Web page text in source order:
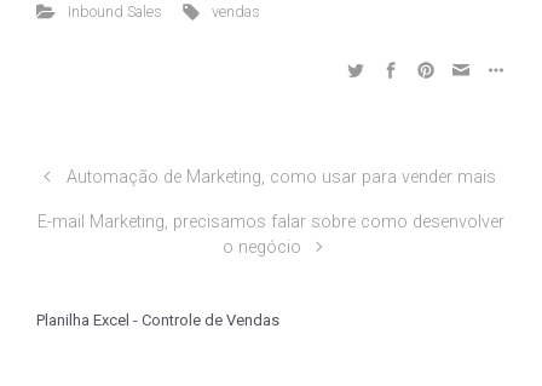
Inbound Sales vendas
Automação de Marketing, como usar para vender mais
E-mail Marketing, precisamos falar sobre como desenvolver
o negócio
Planilha Excel - Controle de Vendas